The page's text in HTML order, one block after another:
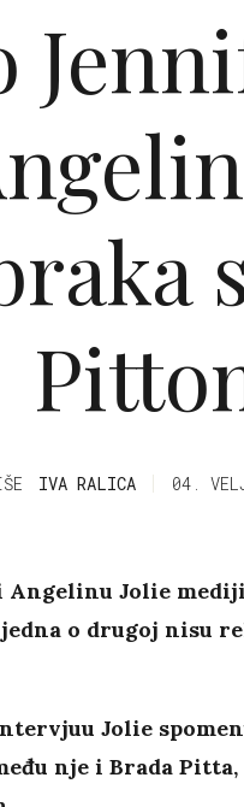
IVA RALICA 04.
Jolie
o drugoj nisu
Jolie
nje i Brada